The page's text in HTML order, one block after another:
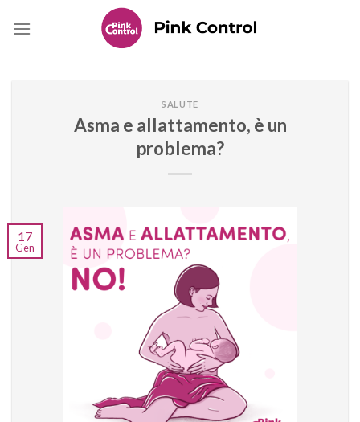
SALUTE
Asma e allattamento, è un
problema?
17
Gen